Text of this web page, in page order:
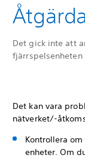
Det gick inte att
Det kan vara
nätverket/-
Kontrollera
enheter. Om